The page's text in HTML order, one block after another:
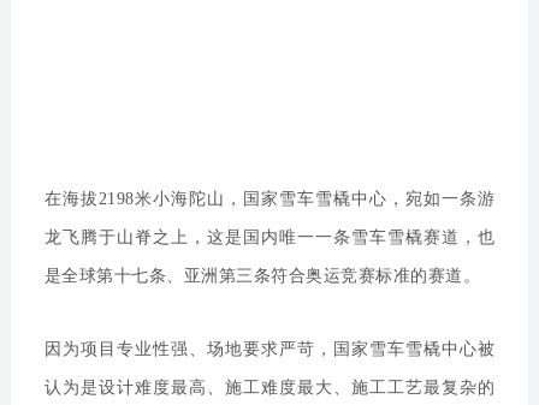
在海拔2198米小海陀山，国家雪车雪橇中心，宛如一条游
龙飞腾于山脊之上，这是国内唯一一条雪车雪橇赛道，也
是全球第十七条、亚洲第三条符合奥运竞赛标准的赛道。
因为项目专业性强、场地要求严苛，国家雪车雪橇中心被
认为是设计难度最高、施工难度最大、施工工艺最复杂的